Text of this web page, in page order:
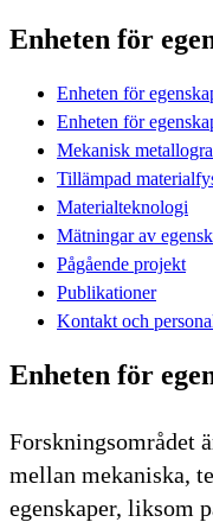
Enheten för
Enheten för
Enheten för
Mekanisk
Tillämpad
Materialteknologi
Mätningar av
Pågående projekt
Publikationer
Kontakt och
Enheten för
Forskningsområdet
mellan mekaniska,
egenskaper, liksom